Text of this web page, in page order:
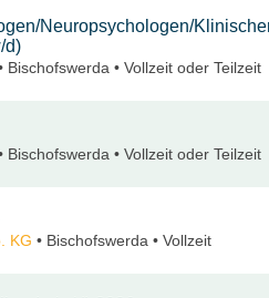
Neuropsychologen/
d)
Bischofswerda • Vollzeit oder Teilzeit
Bischofswerda • Vollzeit oder Teilzeit
KG • Bischofswerda • Vollzeit